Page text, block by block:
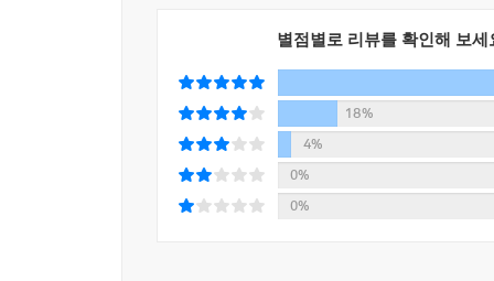
별점별로 리뷰를 확인해 보세
18%
4%
0%
0%